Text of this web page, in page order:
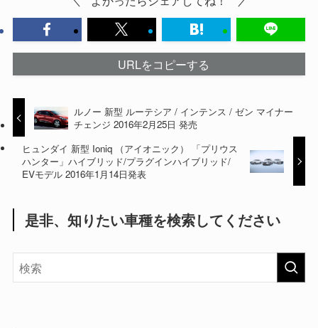
URLをコピーする
ルノー 新型 ルーテシア / インテンス / ゼン マイナー
チェンジ 2016年2月25日 発売
ヒュンダイ 新型 Ioniq （アイオニック） 「プリウス
ハンター」ハイブリッド/プラグインハイブリッド/
EVモデル 2016年1月14日発表
是非、知りたい車種を検索してください